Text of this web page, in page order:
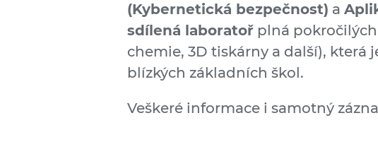
(Kybernetická bezpečnost) a
sdílená laboratoř plná
chemie, 3D tiskárny a další),
blízkých základních škol.
Veškeré informace i samotný